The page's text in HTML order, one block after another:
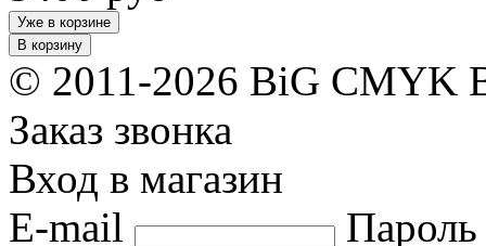
Уже в корзине
В корзину
© 2011-2026 BiG CMYK
Заказ звонка
Вход в магазин
E-mail
Пароль